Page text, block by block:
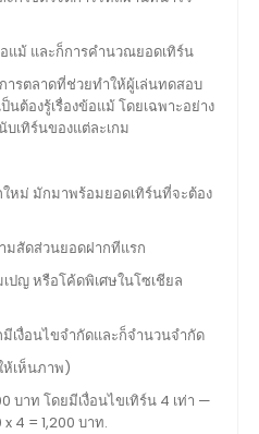
แม้ และก็การคำนวณยอดเทิร์น
ารตลาดที่ช่วยทำให้ผู้เล่นทดสอบ
นต้องรู้เรื่องข้อแม้ โดยเฉพาะอย่าง
เทิร์นของแต่ละเกม
หม่ มักมาพร้อมยอดเทิร์นที่จะต้อง
มสัดส่วนยอดฝากทีแรก
ปญ หรือโค้ดพิเศษในโซเชียล
เงื่อนไขจำกัดและก็จำนวนจำกัด
ห้เห็นภาพ)
บาท โดยมีเงื่อนไขเทิร์น 4 เท่า —
4 = 1,200 บาท.